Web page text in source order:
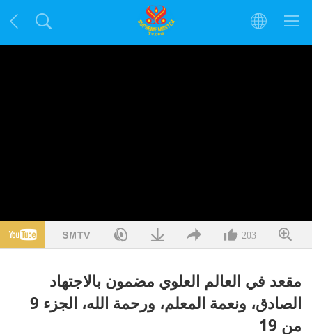
203
مقعد في العالم العلوي مضمون بالاجتهاد
الصادق، ونعمة المعلم، ورحمة الله، الجزء 9
من 19